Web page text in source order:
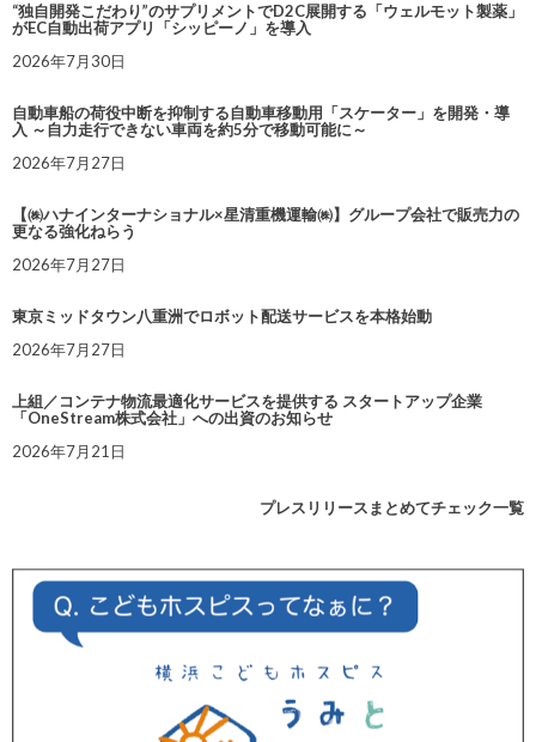
“独自開発こだわり”のサプリメントでD2C展開する「ウェルモット製薬」
がEC自動出荷アプリ「シッピーノ」を導入
2026年7月30日
自動車船の荷役中断を抑制する自動車移動用「スケーター」を開発・導
入 ～自力走行できない車両を約5分で移動可能に～
2026年7月27日
【㈱ハナインターナショナル×星清重機運輸㈱】グループ会社で販売力の
更なる強化ねらう
2026年7月27日
東京ミッドタウン八重洲でロボット配送サービスを本格始動
2026年7月27日
上組／コンテナ物流最適化サービスを提供する スタートアップ企業
「OneStream株式会社」への出資のお知らせ
2026年7月21日
プレスリリースまとめてチェック一覧